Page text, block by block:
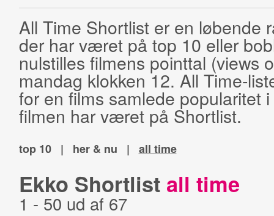
All Time Shortlist er en løbende
der har været på top 10 eller
nulstilles filmens pointtal (views
mandag klokken 12. All Time-
for en films samlede popularitet
filmen har været på Shortlist.
top 10 | her & nu | all time
Ekko Shortlist all time
1 - 50 ud af 67